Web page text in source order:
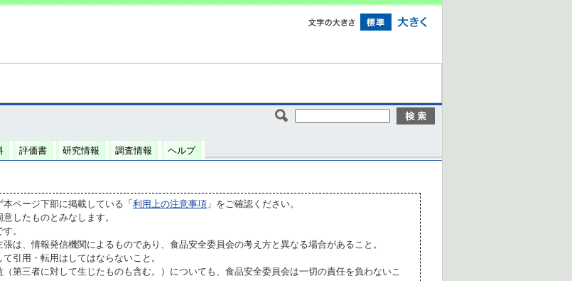
評価書 研究情報 調査情報 ヘルプ
ページ下部に掲載している「 利用上の注意事項 」をご確認ください。
したものとみなします。
。
は、情報発信機関によるものであり、食品安全委員会の考え方と異なる場合があること。
引用・転用はしてはならないこと。
第三者に対して生じたものも含む。）についても、食品安全委員会は一切の責任を負わないこ